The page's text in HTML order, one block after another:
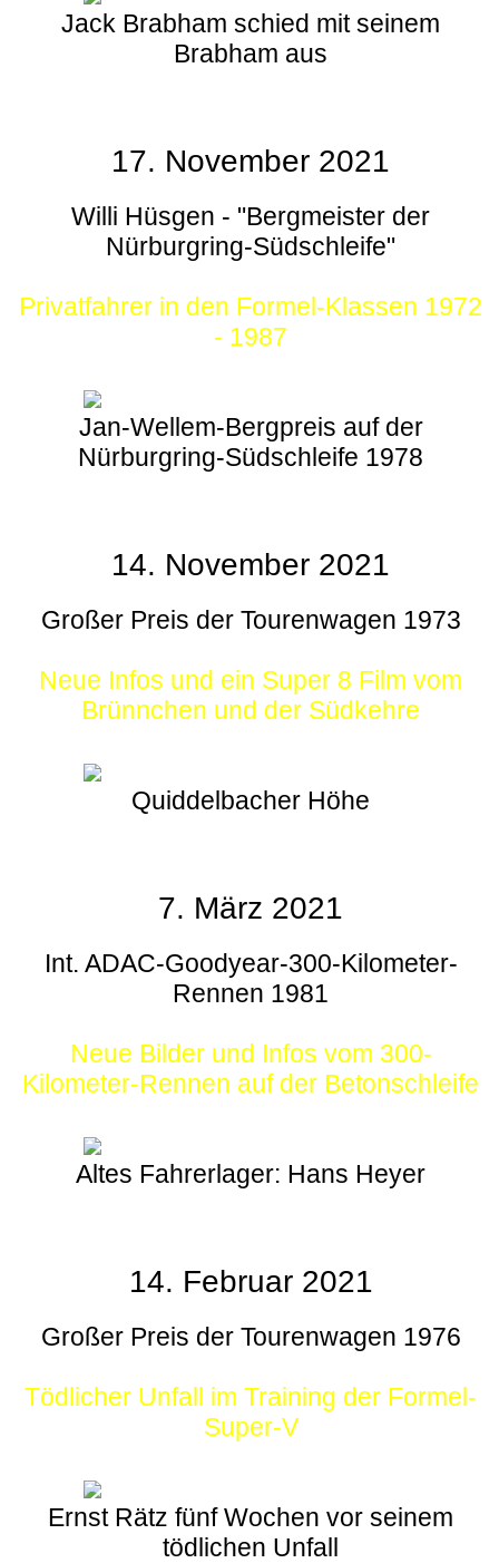
Jack Brabham schied mit seinem
Brabham aus
17. November 2021
Willi Hüsgen - "Bergmeister der
Nürburgring-Südschleife"
Privatfahrer in den Formel-Klassen 1972
- 1987
Jan-Wellem-Bergpreis auf der
Nürburgring-Südschleife 1978
14. November 2021
Großer Preis der Tourenwagen 1973
Neue Infos und ein Super 8 Film vom
Brünnchen und der Südkehre
Quiddelbacher Höhe
7. März 2021
Int. ADAC-Goodyear-300-Kilometer-
Rennen 1981
Neue Bilder und Infos vom 300-
Kilometer-Rennen auf der Betonschleife
Altes Fahrerlager: Hans Heyer
14. Februar 2021
Großer Preis der Tourenwagen 1976
Tödlicher Unfall im Training der Formel-
Super-V
Ernst Rätz fünf Wochen vor seinem
tödlichen Unfall